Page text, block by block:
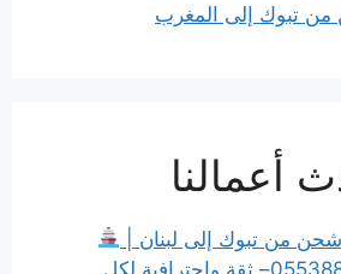
من تبوك إلى المغرب
أعمالنا
من تبوك إلى لبنان |
0553885449– ثقة وإحترافية لكل